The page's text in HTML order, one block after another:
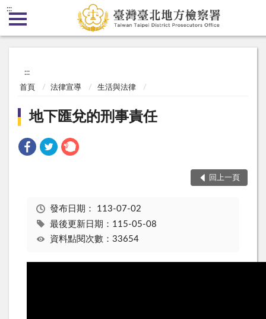
:::
:::
首頁 法律宣導 生活與法律
地下匯兌的刑事責任
回上一頁
發布日期： 113-07-02
最後更新日期：115-05-08
資料點閱次數：33654